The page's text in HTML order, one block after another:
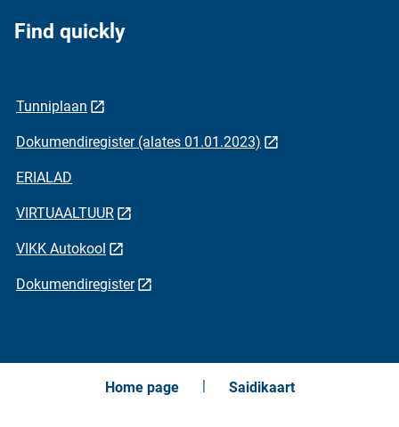
Find quickly
Tunniplaan
Dokumendiregister (alates 01.01.2023)
ERIALAD
VIRTUAALTUUR
VIKK Autokool
Dokumendiregister
Home page Saidikaart